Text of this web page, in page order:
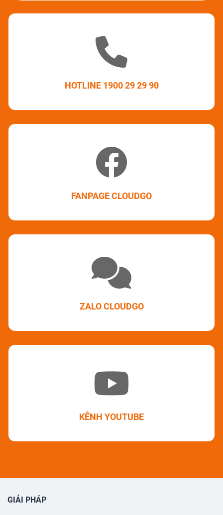
HOTLINE 1900 29 29 90
FANPAGE CLOUDGO
ZALO CLOUDGO
KÊNH YOUTUBE
GIẢI PHÁP